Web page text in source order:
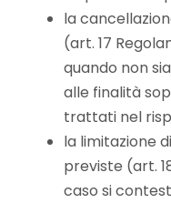
la
(art. 17
quando non
alle finalità
trattati nel
la limitazione
previste (art.
caso si